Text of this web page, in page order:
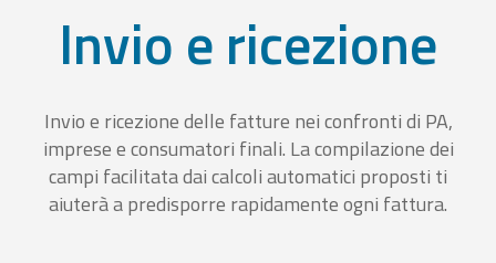
Invio e ricezione
Invio e ricezione delle fatture nei confronti di PA,
imprese e consumatori finali. La compilazione dei
campi facilitata dai calcoli automatici proposti ti
aiuterà a predisporre rapidamente ogni fattura.